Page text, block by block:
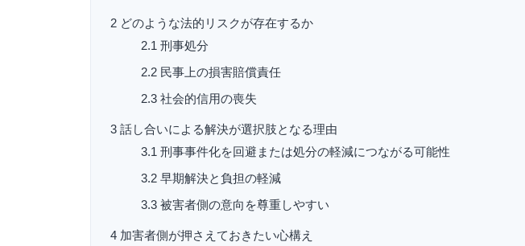
2 どのような法的リスクが存在するか
2.1 刑事処分
2.2 民事上の損害賠償責任
2.3 社会的信用の喪失
3 話し合いによる解決が選択肢となる理由
3.1 刑事事件化を回避または処分の軽減につながる可能性
3.2 早期解決と負担の軽減
3.3 被害者側の意向を尊重しやすい
4 加害者側が押さえておきたい心構え